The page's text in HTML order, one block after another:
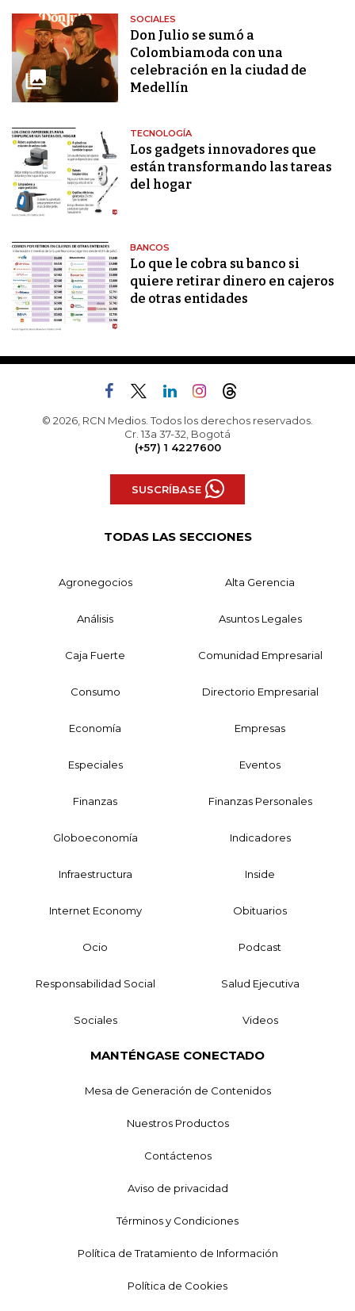
SOCIALES
Don Julio se sumó a
Colombiamoda con una
celebración en la ciudad de
Medellín
TECNOLOGÍA
Los gadgets innovadores que
están transformando las tareas
del hogar
BANCOS
Lo que le cobra su banco si
quiere retirar dinero en cajeros
de otras entidades
© 2026, RCN Medios. Todos los derechos reservados.
Cr. 13a 37-32, Bogotá
(+57) 1 4227600
SUSCRÍBASE
TODAS LAS SECCIONES
Agronegocios Alta Gerencia
Análisis Asuntos Legales
Caja Fuerte Comunidad Empresarial
Consumo Directorio Empresarial
Economía Empresas
Especiales Eventos
Finanzas Finanzas Personales
Globoeconomía Indicadores
Infraestructura Inside
Internet Economy Obituarios
Ocio Podcast
Responsabilidad Social Salud Ejecutiva
Sociales Videos
MANTÉNGASE CONECTADO
Mesa de Generación de Contenidos
Nuestros Productos
Contáctenos
Aviso de privacidad
Términos y Condiciones
Política de Tratamiento de Información
Política de Cookies